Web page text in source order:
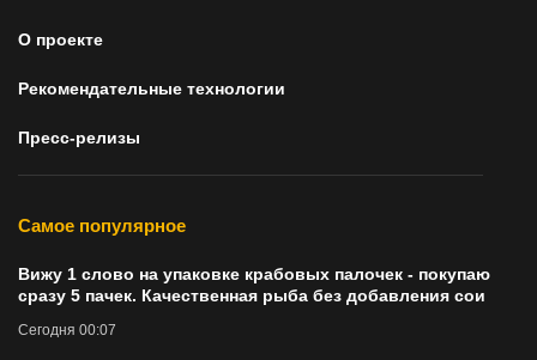
О проекте
Рекомендательные технологии
Пресс-релизы
Самое популярное
Вижу 1 слово на упаковке крабовых палочек - покупаю
сразу 5 пачек. Качественная рыба без добавления сои
Сегодня 00:07